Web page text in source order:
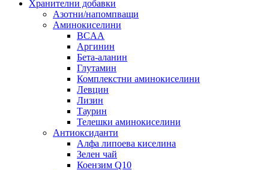
Хранителни добавки
Азотни/напомпващи
Аминокиселини
BCAA
Аргинин
Бета-аланин
Глутамин
Комплекстни аминокиселини
Левцин
Лизин
Таурин
Телешки аминокиселини
Антиоксиданти
Алфа липоева киселина
Зелен чай
Коензим Q10